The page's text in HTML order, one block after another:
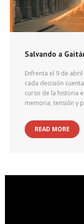
Salvando a
Enfrenta el 9 de
cada decisión
curso de la historia
memoria, tensión y
READ MORE